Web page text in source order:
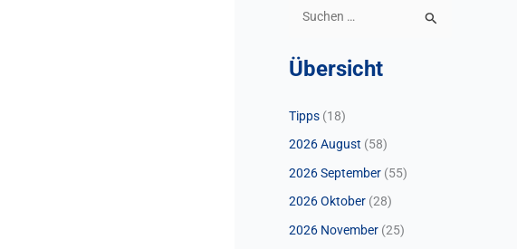
c
e
n
n
a
c
Übersicht
Tipps (18)
2026 August (58)
2026 September (55)
2026 Oktober (28)
2026 November (25)